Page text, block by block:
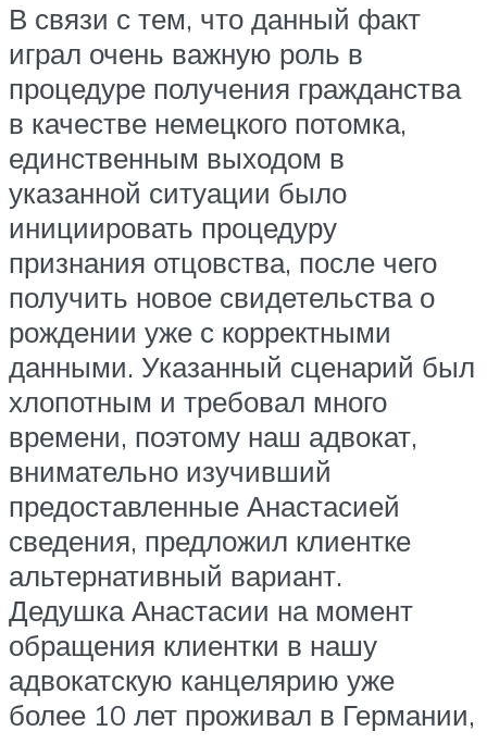
В связи с тем, что данный факт
играл очень важную роль в
процедуре получения гражданства
в качестве немецкого потомка,
единственным выходом в
указанной ситуации было
инициировать процедуру
признания отцовства, после чего
получить новое свидетельства о
рождении уже с корректными
данными. Указанный сценарий был
хлопотным и требовал много
времени, поэтому наш адвокат,
внимательно изучивший
предоставленные Анастасией
сведения, предложил клиентке
альтернативный вариант.
Дедушка Анастасии на момент
обращения клиентки в нашу
адвокатскую канцелярию уже
более 10 лет проживал в Германии,